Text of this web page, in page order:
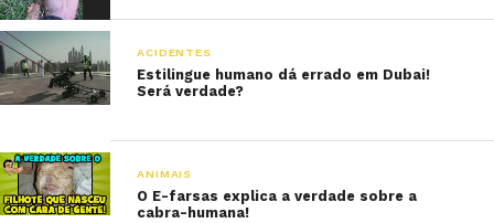
ACIDENTES
Estilingue humano dá errado em Dubai!
Será verdade?
ANIMAIS
O E-farsas explica a verdade sobre a
cabra-humana!